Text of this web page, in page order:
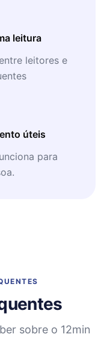
leitura
leitores e
úteis
para
sobre o 12min